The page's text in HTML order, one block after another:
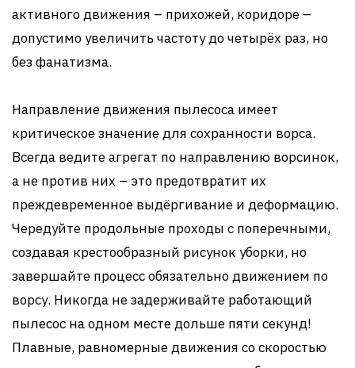
активного движения – прихожей, коридоре –
допустимо увеличить частоту до четырёх раз, но
без фанатизма.
Направление движения пылесоса имеет
критическое значение для сохранности ворса.
Всегда ведите агрегат по направлению ворсинок,
а не против них – это предотвратит их
преждевременное выдёргивание и деформацию.
Чередуйте продольные проходы с поперечными,
создавая крестообразный рисунок уборки, но
завершайте процесс обязательно движением по
ворсу. Никогда не задерживайте работающий
пылесос на одном месте дольше пяти секунд!
Плавные, равномерные движения со скоростью